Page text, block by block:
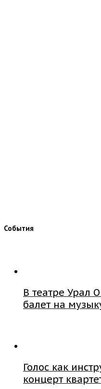
События
В театре Урал
балет на
Голос как
концерт